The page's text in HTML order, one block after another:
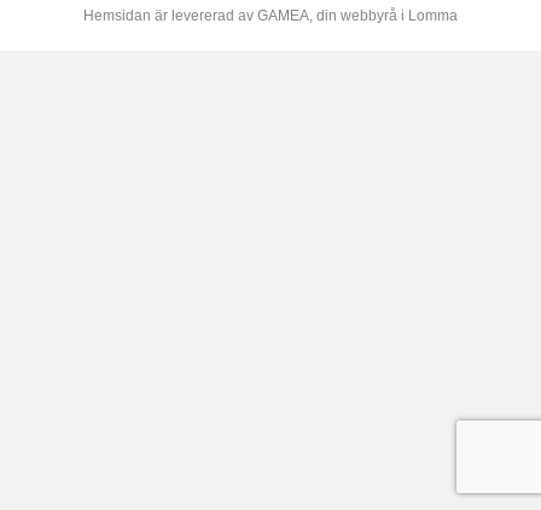
Hemsidan är levererad av GAMEA, din webbyrå i Lomma